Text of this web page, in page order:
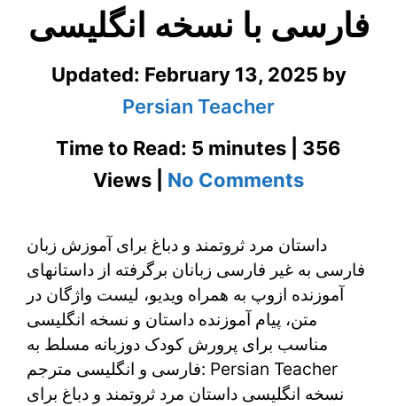
فارسی با نسخه انگلیسی
Updated: February 13, 2025 by
Persian Teacher
Time to Read: 5 minutes | 356
Views | No Commentson
مرد
ثروتمند
و
دباغ
برای
داستان مرد ثروتمند و دباغ برای آموزش زبان
فارسی به غیر فارسی زبانان برگرفته از داستانهای
آموزنده ازوپ به همراه ویدیو، لیست واژگان در
متن، پیام آموزنده داستان و نسخه انگلیسی
مناسب برای پرورش کودک دوزبانه مسلط به
فارسی و انگلیسی مترجم: Persian Teacher
نسخه انگلیسی داستان مرد ثروتمند و دباغ برای